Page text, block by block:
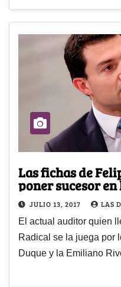
Las fichas de
poner sucesor
JULIO 13, 2017 LAS
El actual auditor quien
Radical se la juega por
Duque y la Emiliano